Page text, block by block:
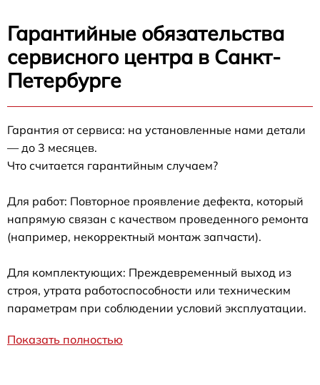
Гарантийные обязательства
сервисного центра в Санкт-
Петербурге
Гарантия от сервиса: на установленные нами детали
— до 3 месяцев.
Что считается гарантийным случаем?
Для работ: Повторное проявление дефекта, который
напрямую связан с качеством проведенного ремонта
(например, некорректный монтаж запчасти).
Для комплектующих: Преждевременный выход из
строя, утрата работоспособности или техническим
параметрам при соблюдении условий эксплуатации.
Показать полностью